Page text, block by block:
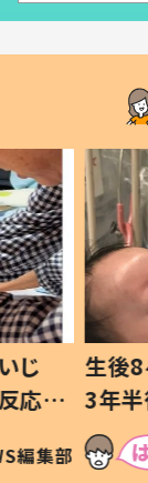
じ
応に
編集部
生後
3年半
てあ